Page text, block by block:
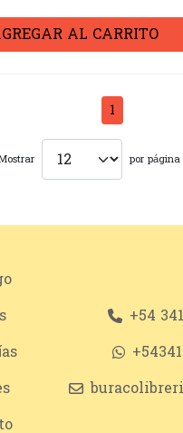
AL CARRITO
1
por
+54